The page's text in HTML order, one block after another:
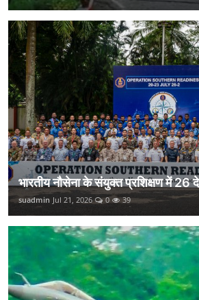
भारतीय नौसेना के संयुक्त प्रशिक्षण में 26
suadmin Jul 21, 2026 0 39